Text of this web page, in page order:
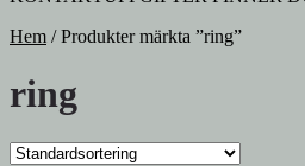
Hem /Produkter märkta ”ring”
ring